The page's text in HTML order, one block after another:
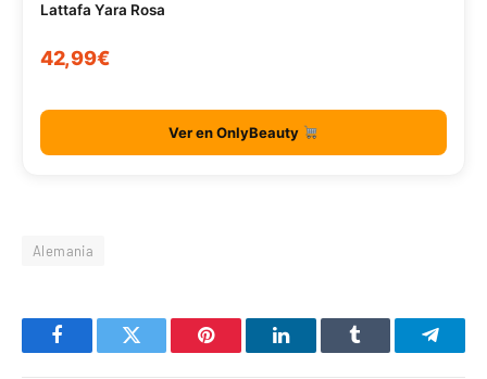
Lattafa Yara Rosa
42,99€
Ver en OnlyBeauty
Alemania
FacebookTwitter Pinterest LinkedInTumblr